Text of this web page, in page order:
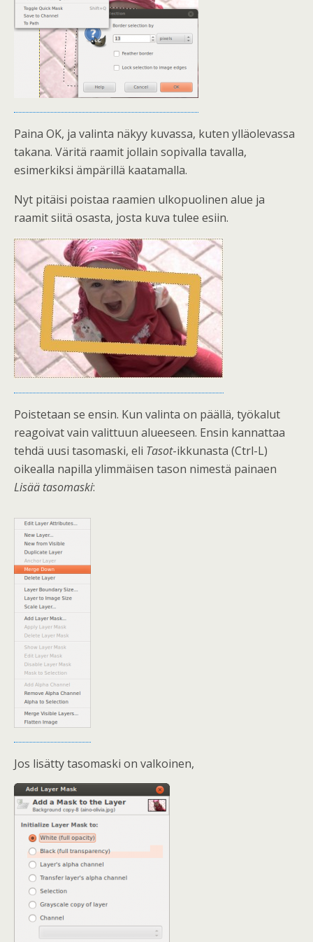
Paina OK, ja valinta näkyy kuvassa, kuten ylläolevassa
takana. Väritä raamit jollain sopivalla tavalla,
esimerkiksi ämpärillä kaatamalla.
Nyt pitäisi poistaa raamien ulkopuolinen alue ja
raamit siitä osasta, josta kuva tulee esiin.
Poistetaan se ensin. Kun valinta on päällä, työkalut
reagoivat vain valittuun alueeseen. Ensin kannattaa
tehdä uusi tasomaski, eli Tasot-ikkunasta (Ctrl-L)
oikealla napilla ylimmäisen tason nimestä painaen
Lisää tasomaski:
Jos lisätty tasomaski on valkoinen,